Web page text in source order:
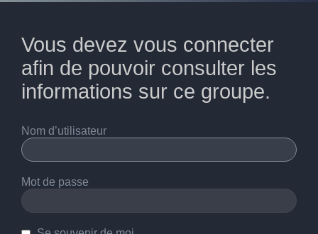
Vous devez vous connecter
afin de pouvoir consulter les
informations sur ce groupe.
Nom d’utilisateur
Mot de passe